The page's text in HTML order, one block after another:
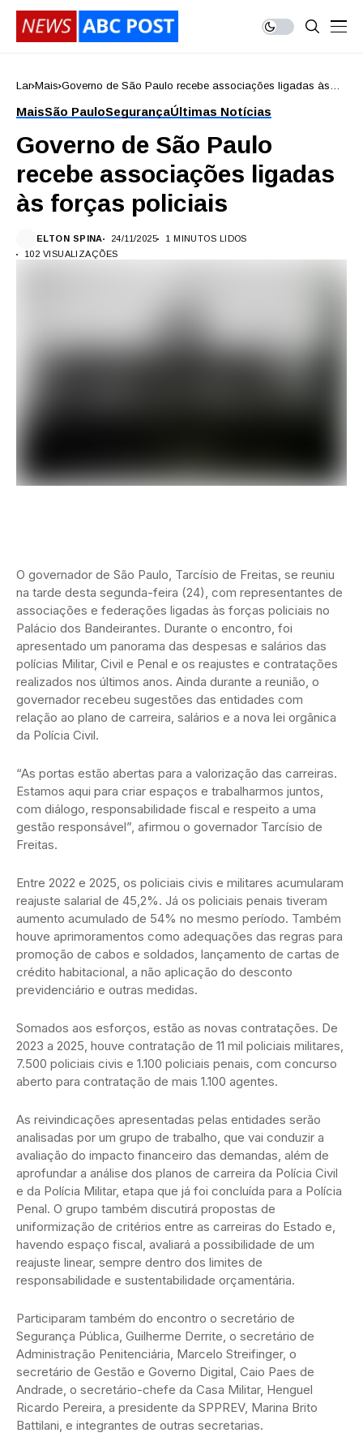
Lar Mais Governo de São Paulo recebe associações ligadas às
MaisSão PauloSegurançaÚltimas Notícias
Governo de São Paulo
recebe associações ligadas
às forças policiais
ELTON SPINA 24/11/2025
1 MINUTOS LIDOS
102 VISUALIZAÇÕES
O governador de São Paulo, Tarcísio de Freitas, se reuniu
na tarde desta segunda-feira (24), com representantes de
associações e federações ligadas às forças policiais no
Palácio dos Bandeirantes. Durante o encontro, foi
apresentado um panorama das despesas e salários das
polícias Militar, Civil e Penal e os reajustes e contratações
realizados nos últimos anos. Ainda durante a reunião, o
governador recebeu sugestões das entidades com
relação ao plano de carreira, salários e a nova lei orgânica
da Polícia Civil.
“As portas estão abertas para a valorização das carreiras.
Estamos aqui para criar espaços e trabalharmos juntos,
com diálogo, responsabilidade fiscal e respeito a uma
gestão responsável”, afirmou o governador Tarcísio de
Freitas.
Entre 2022 e 2025, os policiais civis e militares acumularam
reajuste salarial de 45,2%. Já os policiais penais tiveram
aumento acumulado de 54% no mesmo período. Também
houve aprimoramentos como adequações das regras para
promoção de cabos e soldados, lançamento de cartas de
crédito habitacional, a não aplicação do desconto
previdenciário e outras medidas.
Somados aos esforços, estão as novas contratações. De
2023 a 2025, houve contratação de 11 mil policiais militares,
7.500 policiais civis e 1.100 policiais penais, com concurso
aberto para contratação de mais 1.100 agentes.
As reivindicações apresentadas pelas entidades serão
analisadas por um grupo de trabalho, que vai conduzir a
avaliação do impacto financeiro das demandas, além de
aprofundar a análise dos planos de carreira da Polícia Civil
e da Polícia Militar, etapa que já foi concluída para a Polícia
Penal. O grupo também discutirá propostas de
uniformização de critérios entre as carreiras do Estado e,
havendo espaço fiscal, avaliará a possibilidade de um
reajuste linear, sempre dentro dos limites de
responsabilidade e sustentabilidade orçamentária.
Participaram também do encontro o secretário de
Segurança Pública, Guilherme Derrite, o secretário de
Administração Penitenciária, Marcelo Streifinger, o
secretário de Gestão e Governo Digital, Caio Paes de
Andrade, o secretário-chefe da Casa Militar, Henguel
Ricardo Pereira, a presidente da SPPREV, Marina Brito
Battilani, e integrantes de outras secretarias.